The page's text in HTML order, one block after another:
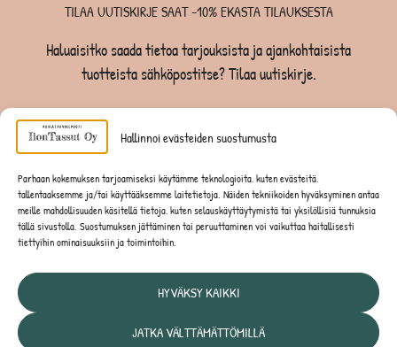
Hallinnoi evästeiden suostumusta
Parhaan kokemuksen tarjoamiseksi käytämme teknologioita, kuten evästeitä,
tallentaaksemme ja/tai käyttääksemme laitetietoja. Näiden tekniikoiden hyväksyminen antaa
meille mahdollisuuden käsitellä tietoja, kuten selauskäyttäytymistä tai yksilöllisiä tunnuksia
tällä sivustolla. Suostumuksen jättäminen tai peruuttaminen voi vaikuttaa haitallisesti
tiettyihin ominaisuuksiin ja toimintoihin.
HYVÄKSY KAIKKI
JATKA VÄLTTÄMÄTTÖMILLÄ
TILAA UUTISKIRJE SAAT -10% EKASTA TILAUKSESTA
Haluaisitko saada tietoa tarjouksista ja ajankohtaisista
tuotteista sähköpostitse? Tilaa uutiskirje.
TILAA UUTISKIRJE -SAAT -10% EKASTA TILAUKSESTA
KISSOILLE